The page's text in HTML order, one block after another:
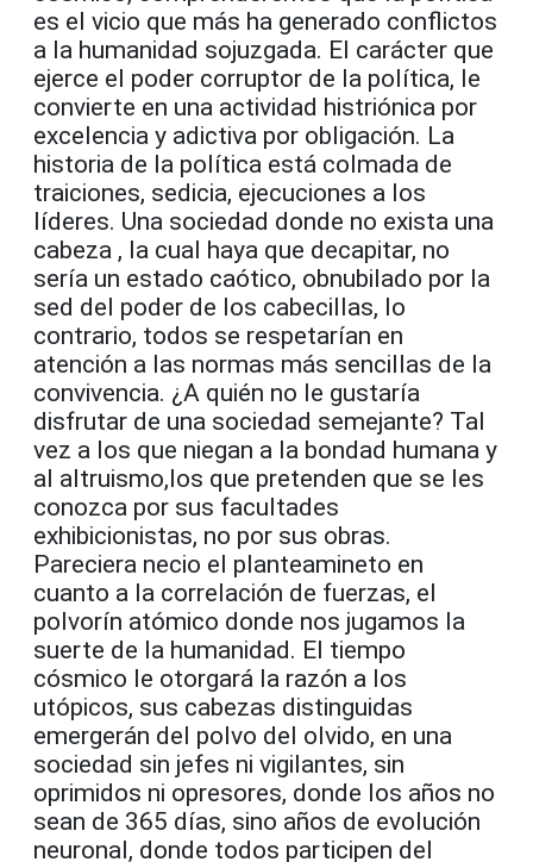
es el vicio que más ha generado conflictos
a la humanidad sojuzgada. El carácter que
ejerce el poder corruptor de la política, le
convierte en una actividad histriónica por
excelencia y adictiva por obligación. La
historia de la política está colmada de
traiciones, sedicia, ejecuciones a los
líderes. Una sociedad donde no exista una
cabeza , la cual haya que decapitar, no
sería un estado caótico, obnubilado por la
sed del poder de los cabecillas, lo
contrario, todos se respetarían en
atención a las normas más sencillas de la
convivencia. ¿A quién no le gustaría
disfrutar de una sociedad semejante? Tal
vez a los que niegan a la bondad humana y
al altruismo,los que pretenden que se les
conozca por sus facultades
exhibicionistas, no por sus obras.
Pareciera necio el planteamineto en
cuanto a la correlación de fuerzas, el
polvorín atómico donde nos jugamos la
suerte de la humanidad. El tiempo
cósmico le otorgará la razón a los
utópicos, sus cabezas distinguidas
emergerán del polvo del olvido, en una
sociedad sin jefes ni vigilantes, sin
oprimidos ni opresores, donde los años no
sean de 365 días, sino años de evolución
neuronal, donde todos participen del